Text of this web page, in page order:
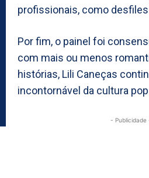
profissionais, como
Por fim, o painel foi
com mais ou menos
histórias, Lili Caneças
incontornável da cultura
- Publicidade